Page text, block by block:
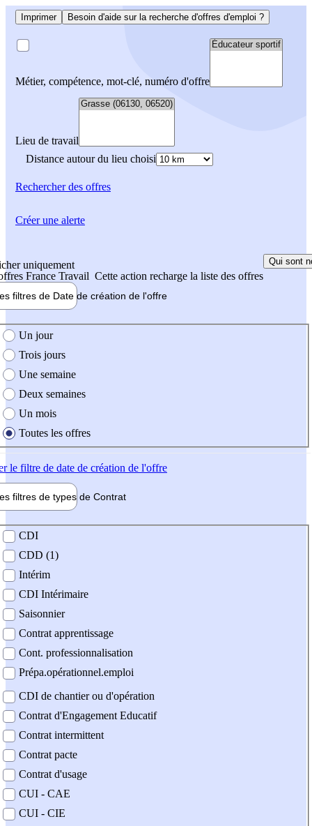
Imprimer Besoin d'aide sur la recherche d'offres d'emploi ?
Métier, compétence, mot-clé, numéro d'offre
Lieu de travail
Distance autour du lieu choisi
Rechercherdes offres
uniquement
France Travail Cette action recharge la liste des offres
Qui sont
filtres de Date de création de l'offre
création de l'offre
Un jour
Trois jours
Une semaine
Deux semaines
Un mois
Toutes les offres
le filtre de date de création de l'offre
filtres de types de Contrat
contrat
CDI
CDD (1)
Intérim
CDI Intérimaire
Saisonnier
Contrat apprentissage
Cont. professionnalisation
Prépa.opérationnel.emploi
CDI de chantier ou d'opération
Contrat d'Engagement Educatif
Contrat intermittent
Contrat pacte
Contrat d'usage
CUI - CAE
CUI - CIE
Créer une alerte